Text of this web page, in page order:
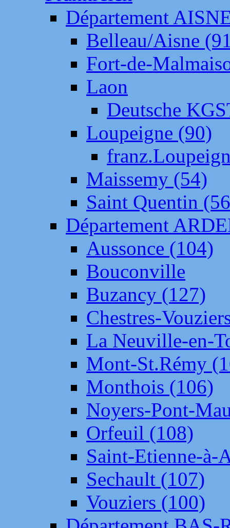
Département
Belleau/Aisne
Fort-de-
Laon
Deutsche
Loupeigne (90)
Maissemy (54)
Saint Quentin
Département
Aussonce (104)
Bouconville
Buzancy (127)
Chestres-
La Neuville-en-
Mont-St.Rémy
Monthois (106)
Noyers-Pont-
Orfeuil (108)
Saint-Etienne-à-
Sechault (107)
Vouziers (100)